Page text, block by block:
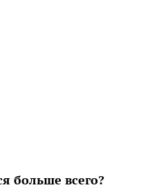
больше всего?